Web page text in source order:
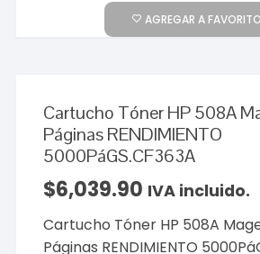
AGREGAR A
Cartucho Tóner HP 508A
Páginas RENDIMIENTO
5000PáGS.CF363A
$6,039.90 IVA incluido.
Cartucho Tóner HP 508A
Páginas RENDIMIENTO